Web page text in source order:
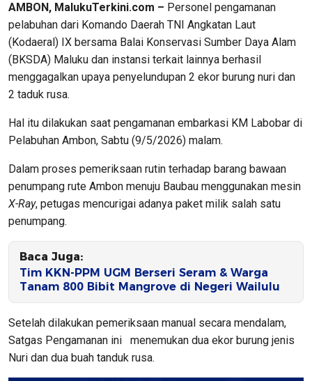
AMBON, MalukuTerkini.com – Personel pengamanan
pelabuhan dari Komando Daerah TNI Angkatan Laut
(Kodaeral) IX bersama Balai Konservasi Sumber Daya Alam
(BKSDA) Maluku dan instansi terkait lainnya berhasil
menggagalkan upaya penyelundupan 2 ekor burung nuri dan
2 taduk rusa.
Hal itu dilakukan saat pengamanan embarkasi KM Labobar di
Pelabuhan Ambon, Sabtu (9/5/2026) malam.
Dalam proses pemeriksaan rutin terhadap barang bawaan
penumpang rute Ambon menuju Baubau menggunakan mesin
X-Ray, petugas mencurigai adanya paket milik salah satu
penumpang.
Baca Juga:
Tim KKN-PPM UGM Berseri Seram & Warga
Tanam 800 Bibit Mangrove di Negeri Wailulu
Setelah dilakukan pemeriksaan manual secara mendalam,
Satgas Pengamanan ini menemukan dua ekor burung jenis
Nuri dan dua buah tanduk rusa.